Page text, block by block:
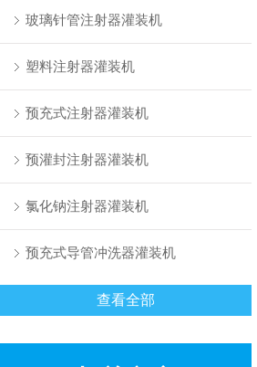
玻璃针管注射器灌装机
塑料注射器灌装机
预充式注射器灌装机
预灌封注射器灌装机
氯化钠注射器灌装机
预充式导管冲洗器灌装机
查看全部